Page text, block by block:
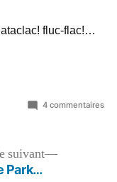
fluc-flac!…
4 commentairessur
suivant
Article
Park…